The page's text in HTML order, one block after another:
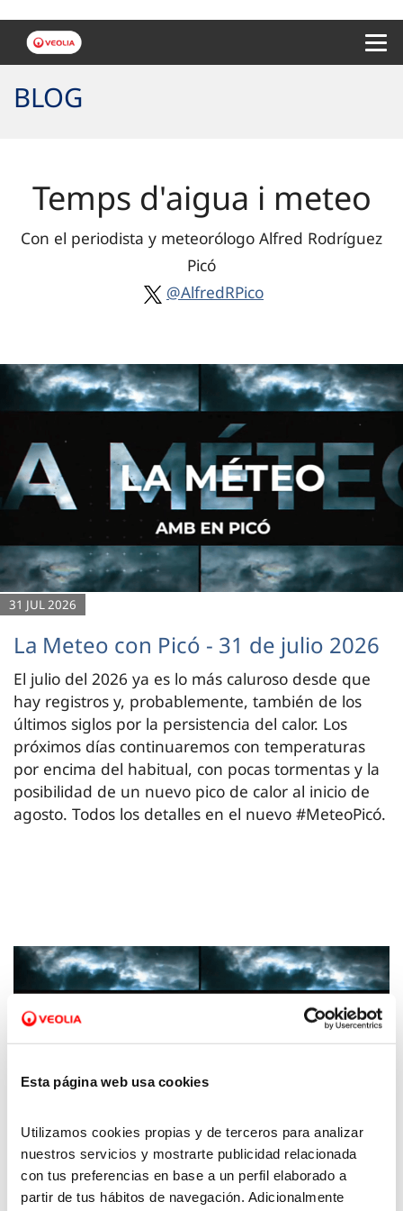
Esta página web usa cookies
Utilizamos cookies propias y de terceros para analizar
nuestros servicios y mostrarte publicidad relacionada
con tus preferencias en base a un perfil elaborado a
partir de tus hábitos de navegación. Adicionalmente
BLOG
Temps d'aigua i meteo
Con el periodista y meteorólogo Alfred Rodríguez
Picó
@AlfredRPico
31 JUL 2026
La Meteo con Picó - 31 de julio 2026
El julio del 2026 ya es lo más caluroso desde que
hay registros y, probablemente, también de los
últimos siglos por la persistencia del calor. Los
próximos días continuaremos con temperaturas
por encima del habitual, con pocas tormentas y la
posibilidad de un nuevo pico de calor al inicio de
agosto. Todos los detalles en el nuevo #MeteoPicó.
28 OCT 2022
La Meteo con Picó – 28 de octubre de 2022